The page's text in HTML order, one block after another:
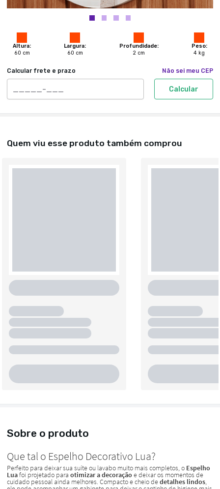
Altura:
60 cm
Largura:
60 cm
Profundidade:
2cm
Peso:
4 kg
Calcular frete e prazo Não sei meu CEP
Calcular
Quem viu esse produto também comprou
Sobre o produto